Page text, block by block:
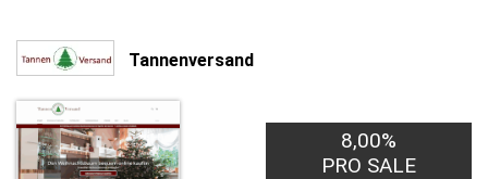
Tannenversand
8,00%
PRO SALE